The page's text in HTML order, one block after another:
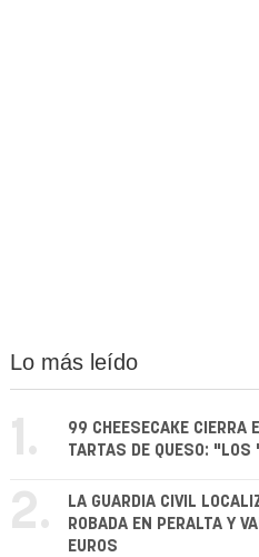
Lo más leído
1.
99 CHEESECAKE CIERRA
TARTAS DE QUESO:
2.
LA GUARDIA CIVIL
ROBADA EN PERALTA Y
EUROS